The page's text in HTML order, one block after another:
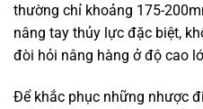
thường chỉ khoảng 175-
nâng tay thủy lực đặc biệt,
đòi hỏi nâng hàng ở độ cao
Để khắc phục những nhược